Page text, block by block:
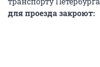
для проезда закроют: